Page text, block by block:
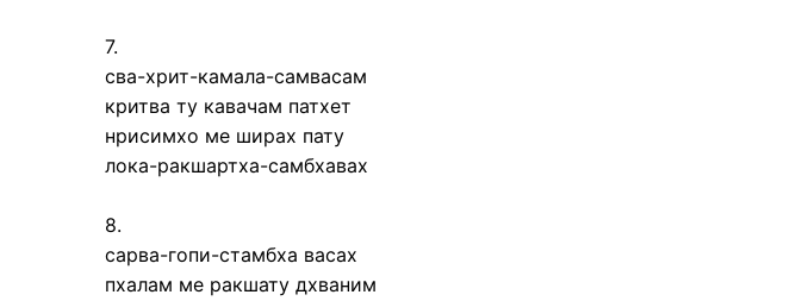
7.
сва-хрит-камала-самвасам
критва ту кавачам патхет
нрисимхо ме ширах пату
лока-ракшартха-самбхавах
8.
сарва-гопи-стамбха васах
пхалам ме ракшату дхваним